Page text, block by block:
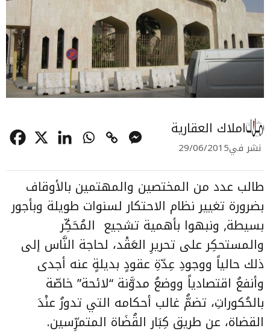
املاك العقارية
نشر في29/06/2015
طالب عدد من المختصين والمهتمين بالأوقاف
بضرورة تغيير نظام الاحتكار لسنوات طويلة وبأجور
بسيطة, ونبهوا بأهمية تشجيع المُحَكِّر
والمستحكِر على تحريرِ العَقْد، لحاجة النَّاس إلى
ذلك حالياً ووجودِ عِدّةِ عقودٍ بديلةٍ عنه أجدى
وأنفعُ اقتصادياً ووضعُ مدوَّنة “لائحة” خاصّة
بالحُكوراتِ، تضمُّ غالب أحكامه التي تدورُ عنْدَ
القضاة، عن طريق كِبَار القُضَاة المتمرِّسين.